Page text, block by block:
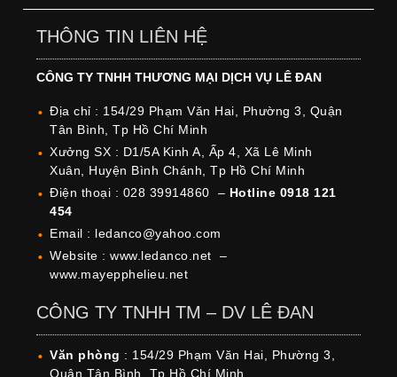
THÔNG TIN LIÊN HỆ
CÔNG TY TNHH THƯƠNG MẠI DỊCH VỤ LÊ ĐAN
Địa chỉ : 154/29 Phạm Văn Hai, Phường 3, Quận
Tân Bình, Tp Hồ Chí Minh
Xưởng SX : D1/5A Kinh A, Ấp 4, Xã Lê Minh
Xuân, Huyện Bình Chánh, Tp Hồ Chí Minh
Điện thoại : 028 39914860 – Hotline 0918 121
454
Email : ledanco@yahoo.com
Website : www.ledanco.net –
www.mayepphelieu.net
CÔNG TY TNHH TM – DV LÊ ĐAN
Văn phòng : 154/29 Phạm Văn Hai, Phường 3,
Quận Tân Bình, Tp Hồ Chí Minh